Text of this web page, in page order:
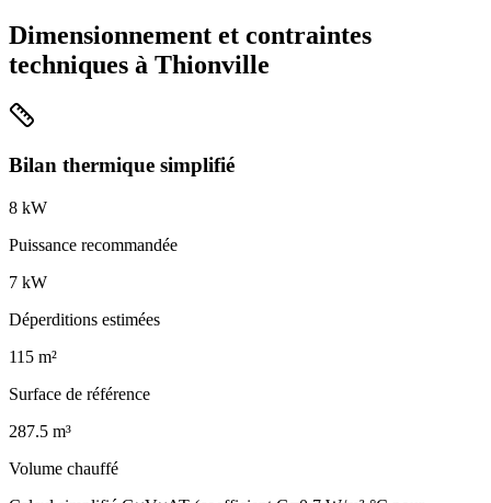
Dimensionnement et contraintes
techniques à Thionville
Bilan thermique simplifié
8 kW
Puissance recommandée
7 kW
Déperditions estimées
115 m²
Surface de référence
287.5 m³
Volume chauffé